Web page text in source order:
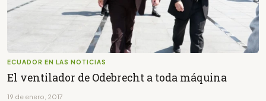
ECUADOR EN LAS NOTICIAS
El ventilador de Odebrecht a toda máquina
19 de enero, 2017